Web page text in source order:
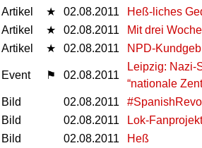
Artikel ★ 02.08.2011
Heß-liches
Artikel ★ 02.08.2011
Mit drei
Artikel ★ 02.08.2011 NPD-
Event ⚑ 02.08.2011
Leipzig: Nazi-
“nationale
Bild 02.08.2011
Bild 02.08.2011
Lok-Fanprojekt
Bild 02.08.2011
Heß